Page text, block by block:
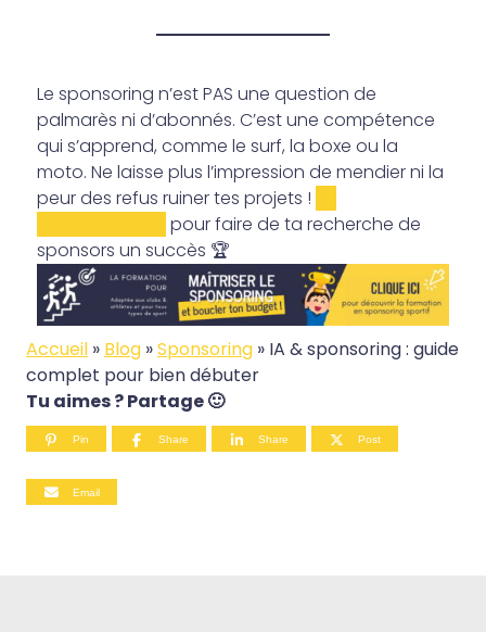
Le sponsoring n’est PAS une question de
palmarès ni d’abonnés. C’est une compétence
qui s’apprend, comme le surf, la boxe ou la
moto. Ne laisse plus l’impression de mendier ni la
peur des refus ruiner tes projets !
pour faire de ta recherche de
sponsors un succès 🏆
Accueil » Blog »Sponsoring » IA & sponsoring : guide
complet pour bien débuter
Tu aimes ? Partage 🙂
Pin Share Share Post
Email